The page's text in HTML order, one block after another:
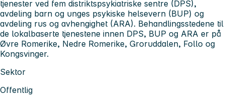
tjenester ved fem distriktspsykiatriske sentre (DPS),
avdeling barn og unges psykiske helsevern (BUP) og
avdeling rus og avhengighet (ARA). Behandlingsstedene til
de lokalbaserte tjenestene innen DPS, BUP og ARA er på
Øvre Romerike, Nedre Romerike, Groruddalen, Follo og
Kongsvinger.
Sektor
Offentlig